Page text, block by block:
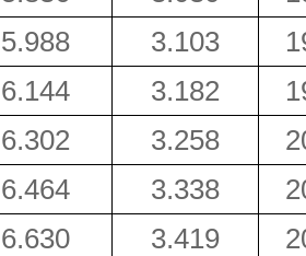
5.988 3.103
6.144 3.182
6.302 3.258
6.464 3.338
6.630 3.419